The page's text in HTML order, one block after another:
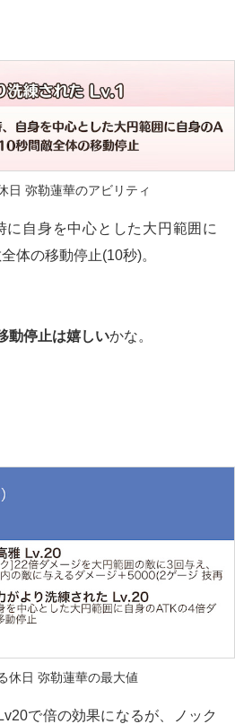
日 弥勒蓮華のアビリティ
に自身を中心とした大円範囲に
体の移動停止(10秒)。
動停止は嬉しいかな。
休日 弥勒蓮華の最大値
で倍の効果になるが、ノック